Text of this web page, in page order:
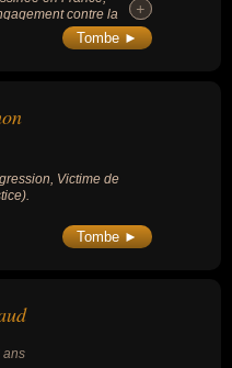
contre la
Alpes-Côte d'Azur.
+
+
Tombe ►
Victime de
Tombe ►
ans